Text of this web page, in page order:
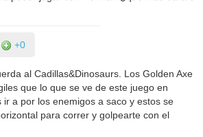
+0
al Cadillas&Dinosaurs. Los Golden Axe
que lo que se ve de este juego en
ir a por los enemigos a saco y estos se
para correr y golpearte con el